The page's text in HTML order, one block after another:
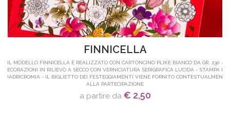
FINNICELLA
IL MODELLO FINNICELLA È REALIZZATO CON CARTONCINO PLIKE BIANCO DA GR. 230 -
DECORAZIONI IN RILIEVO A SECCO CON VERNICIATURA SERIGRAFICA LUCIDA - STAMPA IN
QUADRICROMIA - IL BIGLIETTO DEI FESTEGGIAMENTI VIENE FORNITO CONTESTUALMENTE
ALLA PARTECIPAZIONE
a partire da € 2,50